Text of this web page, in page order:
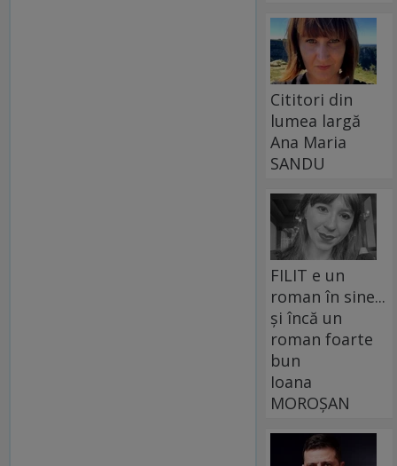
Cititori din
lumea largă
Ana Maria
SANDU
FILIT e un
roman în sine...
și încă un
roman foarte
bun
Ioana
MOROȘAN